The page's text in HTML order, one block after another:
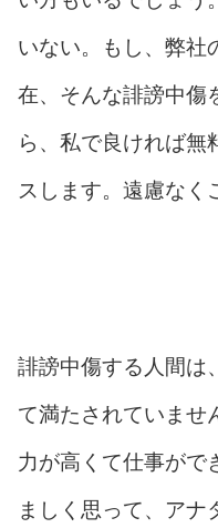
いない。もし、弊社
在、そんな誹謗中傷
ら、私で良ければ無
スします。遠慮なく
誹謗中傷する人間は
て満たされていませ
力が高くて仕事がで
ましく思って、アナ